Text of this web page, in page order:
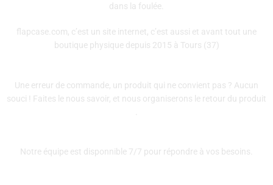
dans la foulée.
flapcase.com, c’est un site internet, c’est aussi et avant tout une
boutique physique depuis 2015 à Tours (37)
Une erreur de commande, un produit qui ne convient pas ? Aucun
souci ! Faites le nous savoir, et nous organiserons le retour du produit
Notre équipe est disponnible 7/7 pour répondre à vos besoins.